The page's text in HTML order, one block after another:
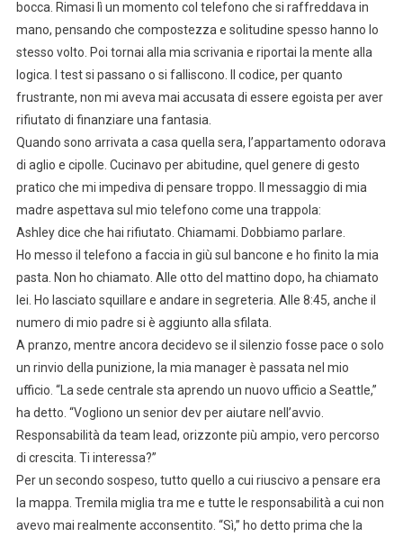
bocca. Rimasi lì un momento col telefono che si raffreddava in
mano, pensando che compostezza e solitudine spesso hanno lo
stesso volto. Poi tornai alla mia scrivania e riportai la mente alla
logica. I test si passano o si falliscono. Il codice, per quanto
frustrante, non mi aveva mai accusata di essere egoista per aver
rifiutato di finanziare una fantasia.
Quando sono arrivata a casa quella sera, l’appartamento odorava
di aglio e cipolle. Cucinavo per abitudine, quel genere di gesto
pratico che mi impediva di pensare troppo. Il messaggio di mia
madre aspettava sul mio telefono come una trappola:
Ashley dice che hai rifiutato. Chiamami. Dobbiamo parlare.
Ho messo il telefono a faccia in giù sul bancone e ho finito la mia
pasta. Non ho chiamato. Alle otto del mattino dopo, ha chiamato
lei. Ho lasciato squillare e andare in segreteria. Alle 8:45, anche il
numero di mio padre si è aggiunto alla sfilata.
A pranzo, mentre ancora decidevo se il silenzio fosse pace o solo
un rinvio della punizione, la mia manager è passata nel mio
ufficio. “La sede centrale sta aprendo un nuovo ufficio a Seattle,”
ha detto. “Vogliono un senior dev per aiutare nell’avvio.
Responsabilità da team lead, orizzonte più ampio, vero percorso
di crescita. Ti interessa?”
Per un secondo sospeso, tutto quello a cui riuscivo a pensare era
la mappa. Tremila miglia tra me e tutte le responsabilità a cui non
avevo mai realmente acconsentito. “Sì,” ho detto prima che la